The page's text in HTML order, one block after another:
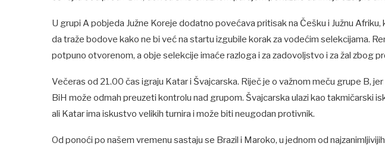
U grupi A pobjeda Južne Koreje dodatno povećava pritisak na Češku i Južnu
da traže bodove kako ne bi već na startu izgubile korak za vodećim selekcijama.
potpuno otvorenom, a obje selekcije imaće razloga i za zadovoljstvo i za žal zbog
Večeras od 21.00 čas igraju Katar i Švajcarska. Riječ je o važnom meču grupe B,
BiH može odmah preuzeti kontrolu nad grupom. Švajcarska ulazi kao takmičarski
ali Katar ima iskustvo velikih turnira i može biti neugodan protivnik.
Od ponoći po našem vremenu sastaju se Brazil i Maroko, u jednom od